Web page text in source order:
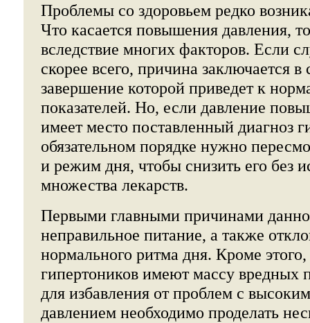
Проблемы со здоровьем редко
Что касается повышения давления,
вследствие многих факторов. Если
скорее всего, причина заключается
завершение которой приведет к
показателей. Но, если давление
имеет место поставленный диагноз
обязательном порядке нужно
и режим дня, чтобы снизить его без
множества лекарств.
Первыми главными причинами
неправильное питание, а также
нормального ритма дня. Кроме
гипертоников имеют массу вредных
для избавления от проблем с
давлением необходимо проделать